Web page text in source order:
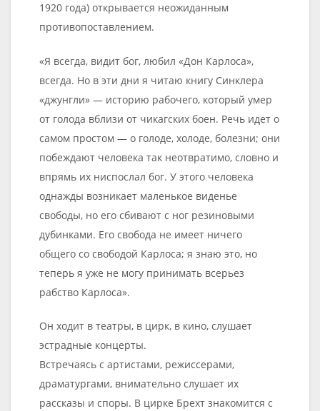
1920 года) открывается неожиданным
противопоставлением.
«Я всегда, видит бог, любил «Дон Карлоса»,
всегда. Но в эти дни я читаю книгу Синклера
«джунгли» — историю рабочего, который умер
от голода вблизи от чикагских боен. Речь идет о
самом простом — о голоде, холоде, болезни; они
побеждают человека так неотвратимо, словно и
впрямь их ниспослал бог. У этого человека
однажды возникает маленькое виденье
свободы, но его сбивают с ног резиновыми
дубинками. Его свобода не имеет ничего
общего со свободой Карлоса; я знаю это, но
теперь я уже не могу принимать всерьез
рабство Карлоса».
Он ходит в театры, в цирк, в кино, слушает
эстрадные концерты.
Встречаясь с артистами, режиссерами,
драматургами, внимательно слушает их
рассказы и споры. В цирке Брехт знакомится с